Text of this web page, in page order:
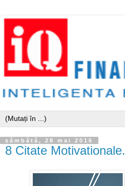
sâmbătă, 28 mai 2016
8 Citate Motivationale.